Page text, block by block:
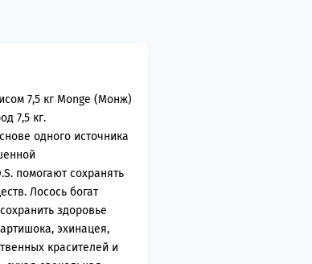
7,5 кг Monge (Монж)
7,5 кг.
одного источника
помогают сохранять
Лосось богат
здоровье
эхинацея,
красителей и